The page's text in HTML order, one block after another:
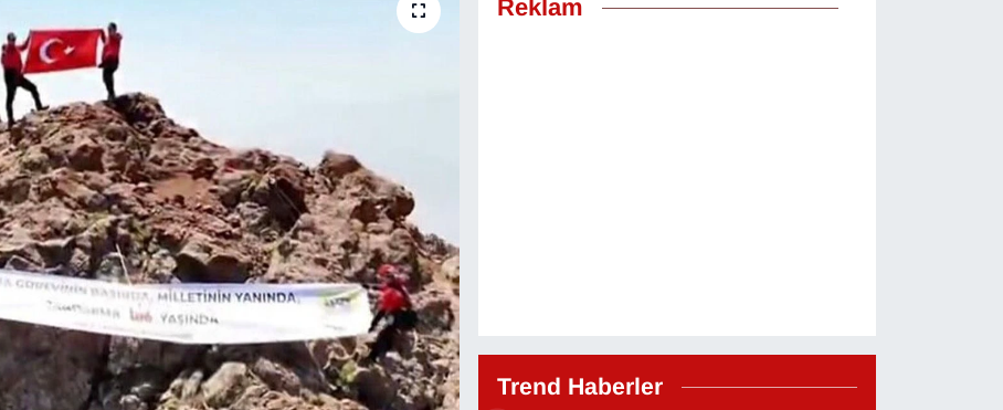
Reklam
Trend Haberler